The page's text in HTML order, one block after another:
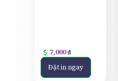
attach_money 7,000₫
Đặt in ngay